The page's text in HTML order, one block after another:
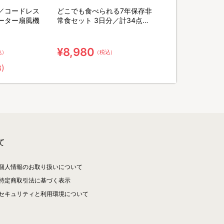
コードレス
ター扇風機
どこでも食べられる7年保存非
常食セット 3日分／計34点セ
¥8,980 （税込）
人情報のお取り扱いについて
定商取引法に基づく表示
キュリティと利用環境について